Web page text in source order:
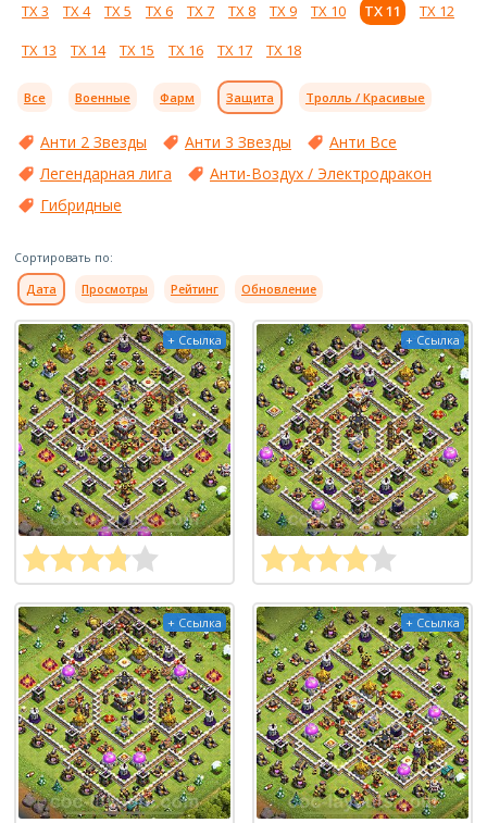
ТХ 3 ТХ 4 ТХ 5 ТХ 6 ТХ 7 ТХ 8 ТХ 9 ТХ 10 ТХ 11
ТХ 12
ТХ 13
ТХ 14 ТХ 15 ТХ 16 ТХ 17 ТХ 18
Все Военные Фарм Защита Тролль / Красивые
Анти 2 Звезды Анти 3 Звезды
Анти Все
Легендарная лига
Анти-Воздух / Электродракон
Гибридные
Сортировать по:
Дата Просмотры Рейтинг Обновление
+ Ссылка + Ссылка
+ Ссылка + Ссылка